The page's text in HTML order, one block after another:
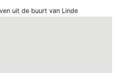
uit de buurt van Linde